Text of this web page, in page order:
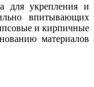
для укрепления и
впитывающих
и кирпичные
материалов